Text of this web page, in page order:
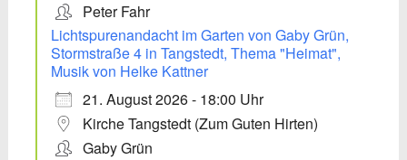
Peter Fahr
Lichtspurenandacht im Garten von Gaby Grün,
Stormstraße 4 in Tangstedt, Thema "Heimat",
Musik von Helke Kattner
21. August 2026 - 18:00 Uhr
Kirche Tangstedt (Zum Guten Hirten)
Gaby Grün